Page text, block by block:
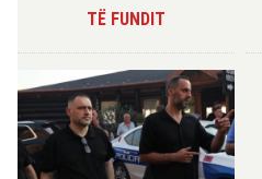
TË FUNDIT